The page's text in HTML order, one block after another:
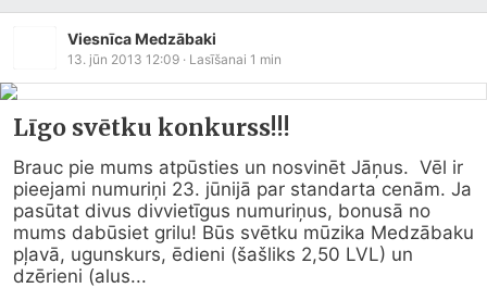
Viesnīca Medzābaki
13. jūn 2013 12:09 · Lasīšanai 1 min
Līgo svētku konkurss!!!
Brauc pie mums atpūsties un nosvinēt Jāņus.  Vēl ir
pieejami numuriņi 23. jūnijā par standarta cenām. Ja
pasūtat divus divvietīgus numuriņus, bonusā no
mums dabūsiet grilu! Būs svētku mūzika Medzābaku
pļavā, ugunskurs, ēdieni (šašliks 2,50 LVL) un
dzērieni (alus...